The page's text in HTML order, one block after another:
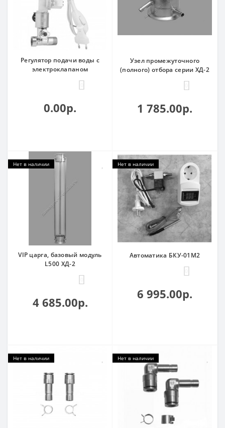
Регулятор подачи воды с
электроклапаном
0.00р.
Узел промежуточного
(полного) отбора серии ХД-2
1 785.00р.
Нет в наличии
VIP царга, базовый модуль
L500 ХД-2
4 685.00р.
Нет в наличии
Автоматика БКУ-01М2
6 995.00р.
Нет в наличии Нет в наличии